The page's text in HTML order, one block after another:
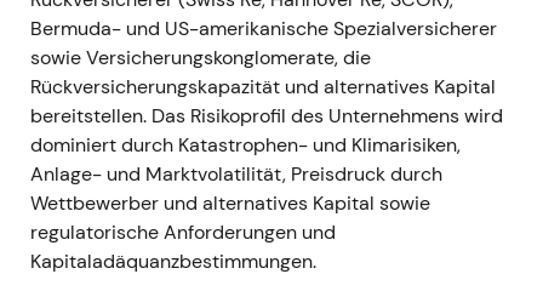
Munich Re stellte das Neugeschäft in Russland
und Belarus ein und verbuchte kriegsbedingte
Aufwendungen (Q1: ~100 Mio. €); Q1-
Nettoergebnis ~608 Mio. €; Jahresergebnis
2022 ~3,419 Mrd. € — damit übertraf das
Unternehmen die eigene Prognose von 3,3
Mrd. €. [17],[11],[12]
Einschätzung:Die Anlegerstimmung trübte
sich zunächst geopolitisch und
exposurebedingt ein, erholte sich jedoch
Bermuda- und US-amerikanische Spezialversicherer
sowie Versicherungskonglomerate, die
Rückversicherungskapazität und alternatives Kapital
bereitstellen. Das Risikoprofil des Unternehmens wird
dominiert durch Katastrophen- und Klimarisiken,
Anlage- und Marktvolatilität, Preisdruck durch
Wettbewerber und alternatives Kapital sowie
regulatorische Anforderungen und
Kapitaladäquanzbestimmungen.